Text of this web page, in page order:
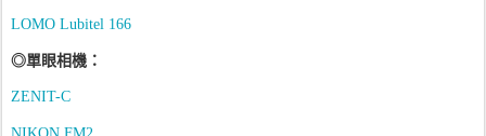
LOMO Lubitel 166
◎單眼相機 ：
ZENIT-C